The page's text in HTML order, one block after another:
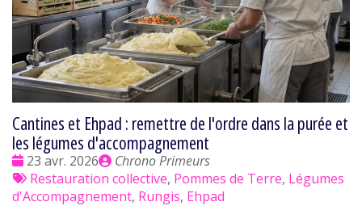
Cantines et Ehpad : remettre de l'ordre dans la purée et
les légumes d'accompagnement
Date
:
23 avr. 2026
Publié
par
Chrono Primeurs
Tags
:
Restauration collective, Pommes de Terre, Légumes
d'Accompagnement, Rungis, Ehpad